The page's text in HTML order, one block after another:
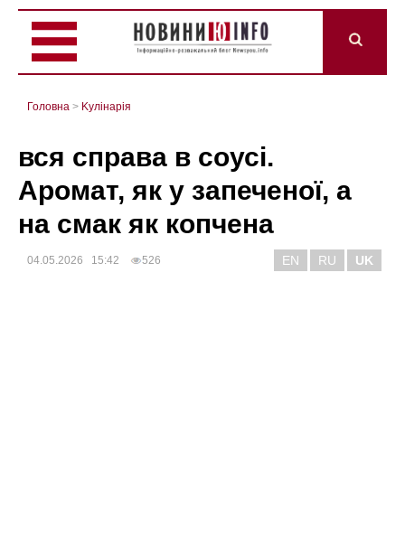
Головна > Kулінарія
вся справа в соусі.
Аромат, як у запеченої, а
на смак як копчена
04.05.2026 15:42 526 EN RU UK